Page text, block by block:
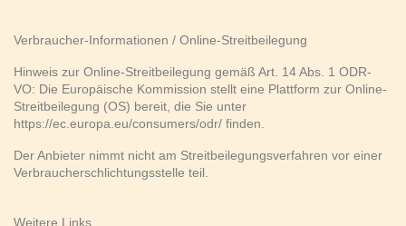
Verbraucher-Informationen / Online-Streitbeilegung
Hinweis zur Online-Streitbeilegung gemäß Art. 14 Abs. 1 ODR-
VO: Die Europäische Kommission stellt eine Plattform zur Online-
Streitbeilegung (OS) bereit, die Sie unter
https://ec.europa.eu/consumers/odr/ finden.
Der Anbieter nimmt nicht am Streitbeilegungsverfahren vor einer
Verbraucherschlichtungsstelle teil.
Weitere Links